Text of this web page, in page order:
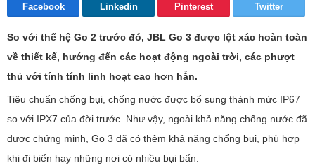
Facebook Linkedin Pinterest Twitter
So với thế hệ Go 2 trước đó, JBL Go 3 được lột xác hoàn toàn
về thiết kế, hướng đến các hoạt động ngoài trời, các phượt
thủ với tính tính linh hoạt cao hơn hẳn.
Tiêu chuẩn chống bụi, chống nước được bổ sung thành mức IP67
so với IPX7 của đời trước. Như vậy, ngoài khả năng chống nước đã
được chứng minh, Go 3 đã có thêm khả năng chống bụi, phù hợp
khi đi biển hay những nơi có nhiều bụi bẩn.